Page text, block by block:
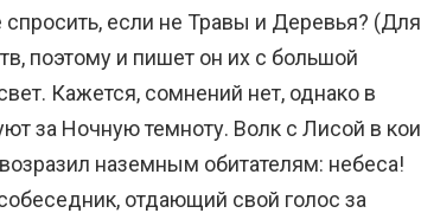
если не Травы и Деревья? (Для
поэтому и пишет он их с большой
Кажется, сомнений нет, однако в
за Ночную темноту. Волк с Лисой в кои
наземным обитателям: небеса!
отдающий свой голос за